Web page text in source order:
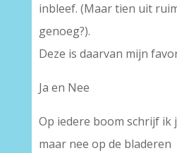
inbleef. (Maar tien uit
genoeg?).
Deze is daarvan mijn
Ja en Nee
Op iedere boom schrijf ik
maar nee op de bladeren